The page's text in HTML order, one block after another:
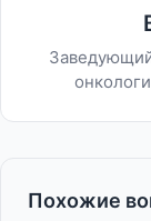
Похожие